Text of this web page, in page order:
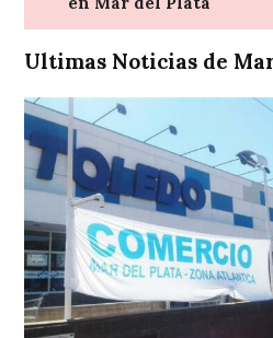
Ultimas Noticias de